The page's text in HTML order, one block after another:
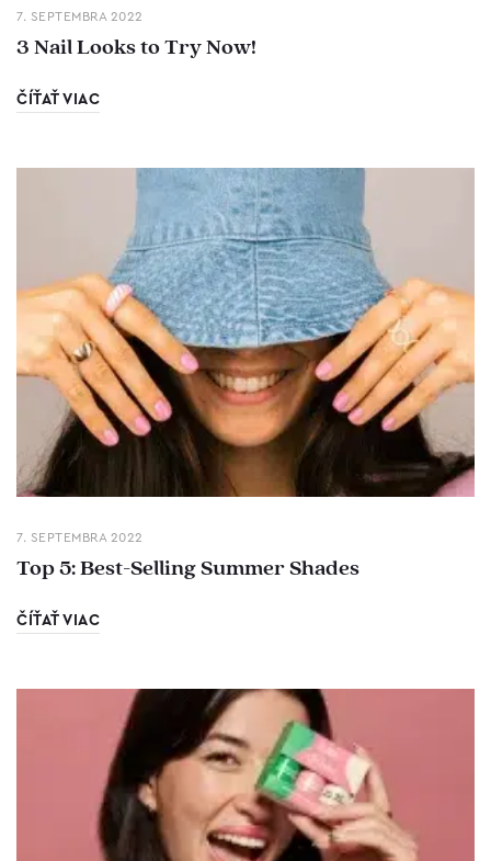
7. SEPTEMBRA 2022
3 Nail Looks to Try Now!
ČÍŤAŤ VIAC
7. SEPTEMBRA 2022
Top 5: Best-Selling Summer Shades
ČÍŤAŤ VIAC